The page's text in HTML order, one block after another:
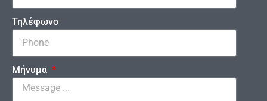
Τηλέφωνο
Μήνυμα